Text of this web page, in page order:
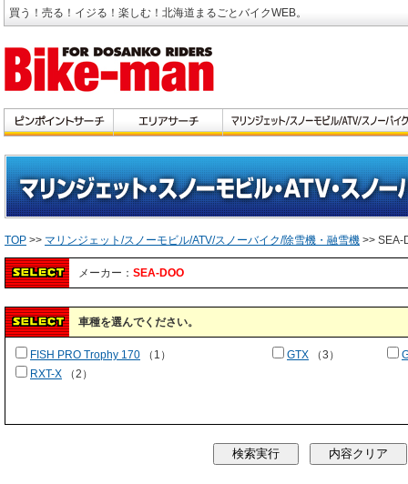
買う！売る！イジる！楽しむ！北海道まるごとバイクWEB。
TOP >> マリンジェット/スノーモビル/ATV/スノーバイク/除雪機・融雪機 >> SEA-
メーカー： SEA-DOO
車種を選んでください。
FISH PRO Trophy 170 （1） GTX （3）
RXT-X （2）